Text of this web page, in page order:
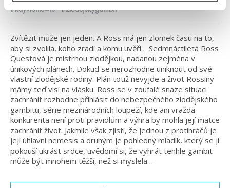
#kayvionlewis #zlodějskýgambit
Zvítězit může jen jeden. A Ross má jen zlomek času na to,
aby si zvolila, koho zradí a komu uvěří… Sedmnáctiletá Ross
Questová je mistrnou zlodějkou, nadanou zejména v
únikových plánech. Dokud se nerozhodne uniknout od své
vlastní zlodějské rodiny. Plán totiž nevyjde a život Rossiny
mámy teď visí na vlásku. Ross se v zoufalé snaze situaci
zachránit rozhodne přihlásit do nebezpečného zlodějského
gambitu, série mezinárodních loupeží, kde ani vražda
konkurenta není proti pravidlům a výhra by mohla její matce
zachránit život. Jakmile však zjistí, že jednou z protihráčů je
její úhlavní nemesis a druhým je pohledný mladík, který se jí
pokouší ukrást srdce, uvědomí si, že vyhrát tenhle gambit
může být mnohem těžší, než si myslela…